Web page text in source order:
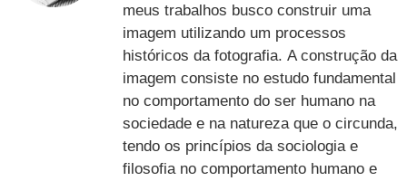
meus trabalhos busco construir uma
imagem utilizando um processos
históricos da fotografia. A construção da
imagem consiste no estudo fundamental
no comportamento do ser humano na
sociedade e na natureza que o circunda,
tendo os princípios da sociologia e
filosofia no comportamento humano e